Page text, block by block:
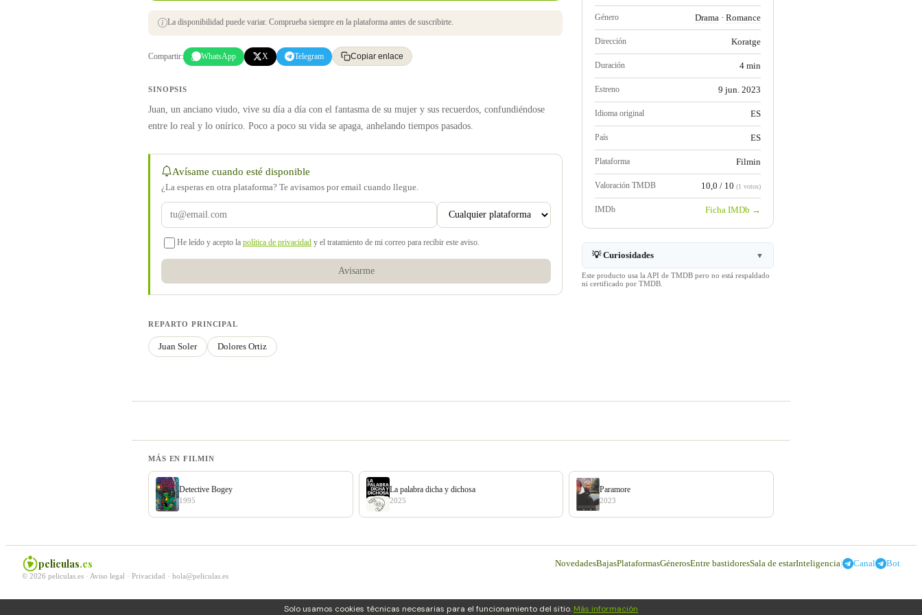
Solo usamos cookies técnicas necesarias para el funcionamiento del sitio. Más información
La disponibilidad puede variar. Comprueba siempre en la plataforma antes de suscribirte.
Compartir: WhatsApp X Telegram Copiar enlace
SINOPSIS
Juan, un anciano viudo, vive su día a día con el fantasma de su mujer y sus recuerdos, confundiéndose
entre lo real y lo onírico. Poco a poco su vida se apaga, anhelando tiempos pasados.
Avísame cuando esté disponible
¿La esperas en otra plataforma? Te avisamos por email cuando llegue.
He leído y acepto la política de privacidad y el tratamiento de mi correo para recibir este aviso.
Avisarme
REPARTO PRINCIPAL
Juan Soler Dolores Ortiz
Género Drama · Romance
Dirección Koratge
Duración 4 min
Estreno 9 jun. 2023
Idioma original ES
País ES
Plataforma Filmin
Valoración TMDB 10,0 / 10 (1 votos)
IMDb Ficha IMDb →
💡 Curiosidades ▼
Este producto usa la API de TMDB pero no está respaldado
ni certificado por TMDB.
MÁS EN FILMIN
Detective Bogey
1995
La palabra dicha y dichosa
2025
Paramore
2023
peliculas.es NovedadesBajasPlataformasGénerosEntre bastidoresSala de estarInteligencia| Canal Bot
© 2026 peliculas.es · Aviso legal · Privacidad · hola@peliculas.es